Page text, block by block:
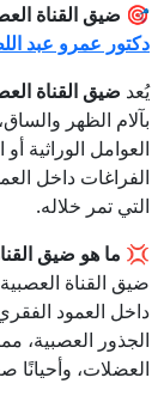
🎯 ضيق القناة
دكتور عمرو عبد
يُعد ضيق القناة
بآلام الظهر
العوامل الوراثية
الفراغات داخل
التي تمر خلاله.
💢 ما هو ضيق
ضيق القناة
داخل العمود
الجذور العصبية،
العضلات،